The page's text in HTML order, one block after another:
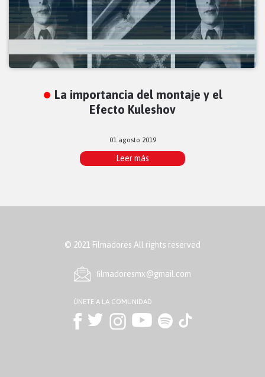
La importancia del montaje y el
Efecto Kuleshov
01 agosto 2019
Leer más
© 2021 Filmadores All rights reserved
ﬁlmadoresmx@gmail.com
ÚNETE A LA COMUNIDAD